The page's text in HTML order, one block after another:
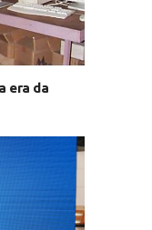
era da